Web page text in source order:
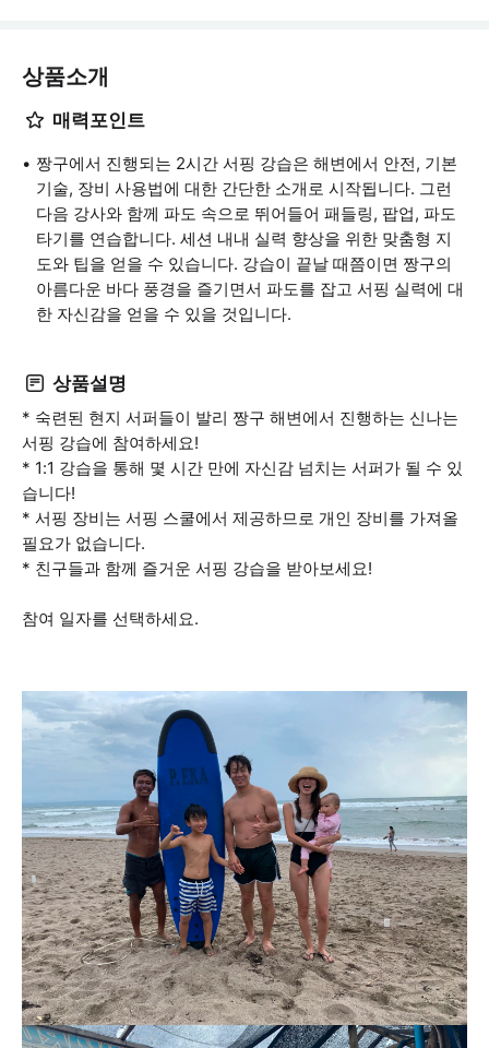
상품소개
매력포인트
짱구에서 진행되는 2시간 서핑 강습은 해변에서 안전, 기본
기술, 장비 사용법에 대한 간단한 소개로 시작됩니다. 그런
다음 강사와 함께 파도 속으로 뛰어들어 패들링, 팝업, 파도
타기를 연습합니다. 세션 내내 실력 향상을 위한 맞춤형 지
도와 팁을 얻을 수 있습니다. 강습이 끝날 때쯤이면 짱구의
아름다운 바다 풍경을 즐기면서 파도를 잡고 서핑 실력에 대
한 자신감을 얻을 수 있을 것입니다.
상품설명
* 숙련된 현지 서퍼들이 발리 짱구 해변에서 진행하는 신나는
서핑 강습에 참여하세요!
* 1:1 강습을 통해 몇 시간 만에 자신감 넘치는 서퍼가 될 수 있
습니다!
* 서핑 장비는 서핑 스쿨에서 제공하므로 개인 장비를 가져올
필요가 없습니다.
* 친구들과 함께 즐거운 서핑 강습을 받아보세요!
참여 일자를 선택하세요.